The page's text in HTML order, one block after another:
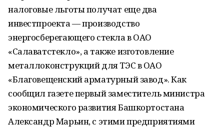
налоговые льготы получат еще два
инвестпроекта — производство
энергосберегающего стекла в ОАО
«Салаватстекло», а также изготовление
металлоконструкций для ТЭС в ОАО
«Благовещенский арматурный завод». Как
сообщил газете первый заместитель министра
экономического развития Башкортостана
Александр Марьин, с этими предприятиями